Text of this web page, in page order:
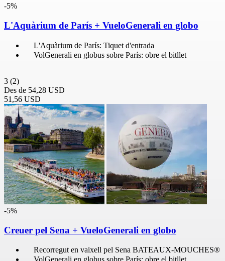
-5%
L'Aquàrium de París + VueloGenerali en globo
L'Aquàrium de París: Tiquet d'entrada
VolGenerali en globus sobre París: obre el bitllet
3 (2)
Des de 54,28 USD
51,56 USD
-5%
Creuer pel Sena + VueloGenerali en globo
Recorregut en vaixell pel Sena BATEAUX-MOUCHES®